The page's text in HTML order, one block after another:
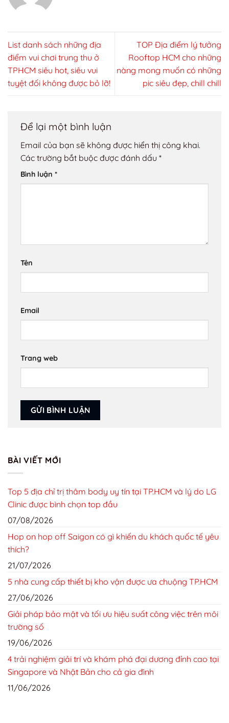
List danh sách những địa
điểm vui chơi trung thu ở
TPHCM siêu hot, siêu vui
tuyệt đối không được bỏ lỡ!
TOP Địa điểm lý tưởng
Rooftop HCM cho những
nàng mong muốn có những
pic siêu đẹp, chill chill
Để lại một bình luận
Email của bạn sẽ không được hiển thị công khai.
Các trường bắt buộc được đánh dấu *
Bình luận *
Tên
Email
Trang web
BÀI VIẾT MỚI
Top 5 địa chỉ trị thâm body uy tín tại TP.HCM và lý do LG
Clinic được bình chọn top đầu
07/08/2026
Hop on hop off Saigon có gì khiến du khách quốc tế yêu
thích?
21/07/2026
5 nhà cung cấp thiết bị kho vận được ưa chuộng TP.HCM
27/06/2026
Giải pháp bảo mật và tối ưu hiệu suất công việc trên môi
trường số
19/06/2026
4 trải nghiệm giải trí và khám phá đại dương đỉnh cao tại
Singapore và Nhật Bản cho cả gia đình
11/06/2026